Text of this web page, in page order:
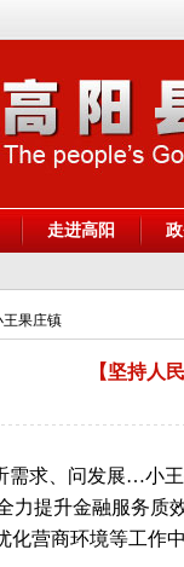
走进高阳
王果庄镇
【坚持人
需求、问发展…小
力提升金融服务质
化营商环境等工作